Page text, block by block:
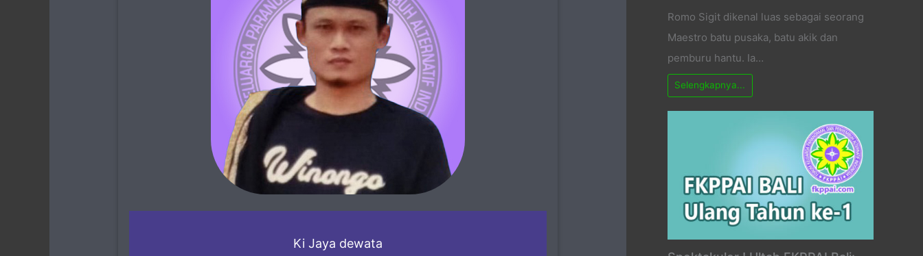
Ki Jaya dewata
Romo Sigit dikenal luas sebagai seorang
Maestro batu pusaka, batu akik dan
pemburu hantu. Ia…
Selengkapnya...